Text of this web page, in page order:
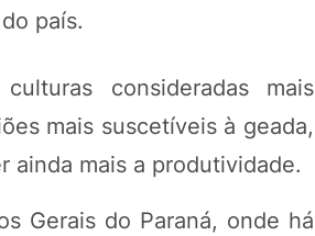
país.
consideradas mais
mais suscetíveis à geada,
ainda mais a produtividade.
Gerais do Paraná, onde há